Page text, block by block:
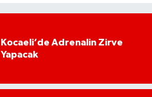
Kocaeli’de Adrenalin Zirve
Yapacak